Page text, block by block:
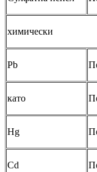
химически
Pb
като
Hg
Cd